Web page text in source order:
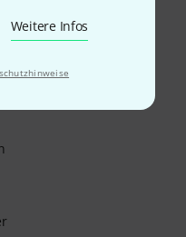
Weitere Infos